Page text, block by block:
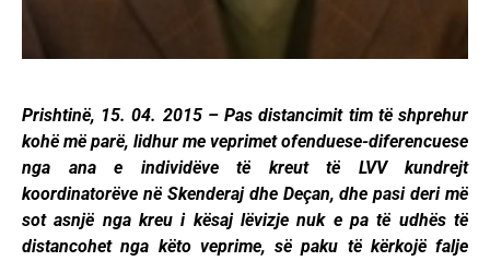
Prishtinë, 15. 04. 2015 – Pas distancimit tim të shprehur
kohë më parë, lidhur me veprimet ofenduese-diferencuese
nga ana e individëve të kreut të LVV kundrejt
koordinatorëve në Skenderaj dhe Deçan, dhe pasi deri më
sot asnjë nga kreu i kësaj lëvizje nuk e pa të udhës të
distancohet nga këto veprime, së paku të kërkojë falje